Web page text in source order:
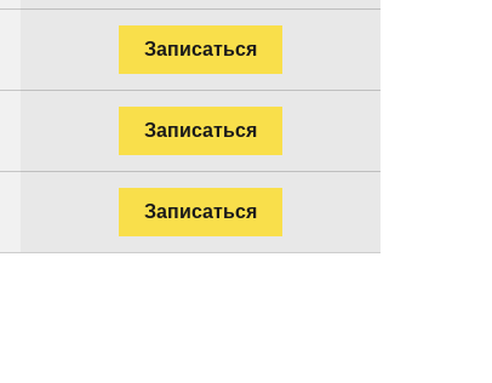
Записаться
Записаться
Записаться